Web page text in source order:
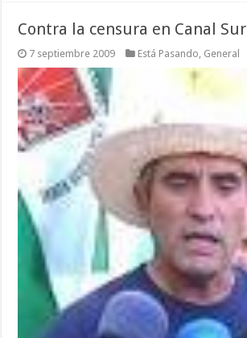
Contra la censura en Canal Sur
7 septiembre 2009 Está Pasando General